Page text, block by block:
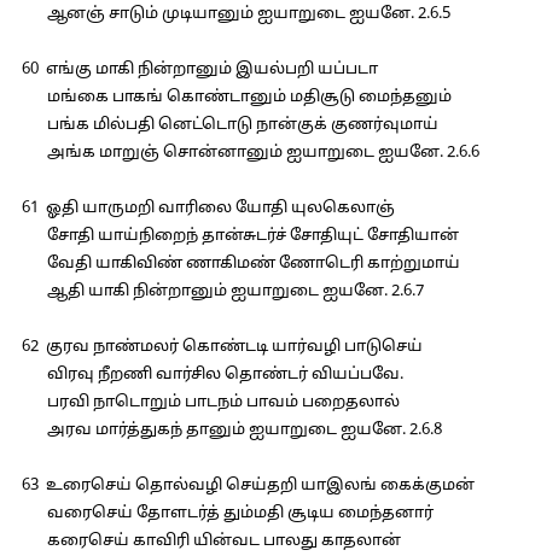
ஆனஞ் சாடும் முடியானும் ஐயாறுடை ஐயனே. 2.6.5
60 எங்கு மாகி நின்றானும் இயல்பறி யப்படா
மங்கை பாகங் கொண்டானும் மதிசூடு மைந்தனும்
பங்க மில்பதி னெட்டொடு நான்குக் குணர்வுமாய்
அங்க மாறுஞ் சொன்னானும் ஐயாறுடை ஐயனே. 2.6.6
61 ஓதி யாருமறி வாரிலை யோதி யுலகெலாஞ்
சோதி யாய்நிறைந் தான்சுடர்ச் சோதியுட் சோதியான்
வேதி யாகிவிண் ணாகிமண் ணோடெரி காற்றுமாய்
ஆதி யாகி நின்றானும் ஐயாறுடை ஐயனே. 2.6.7
62 குரவ நாண்மலர் கொண்டடி யார்வழி பாடுசெய்
விரவு நீறணி வார்சில தொண்டர் வியப்பவே.
பரவி நாடொறும் பாடநம் பாவம் பறைதலால்
அரவ மார்த்துகந் தானும் ஐயாறுடை ஐயனே. 2.6.8
63 உரைசெய் தொல்வழி செய்தறி யாஇலங் கைக்குமன்
வரைசெய் தோளடர்த் தும்மதி சூடிய மைந்தனார்
கரைசெய் காவிரி யின்வட பாலது காதலான்